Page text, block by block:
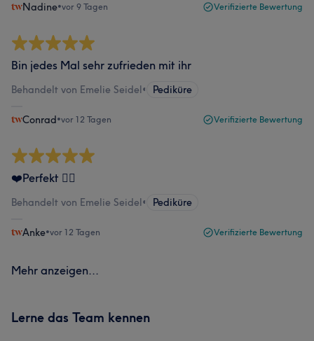
Nadine•vor 9 Tagen Verifizierte Bewertung
Bin jedes Mal sehr zufrieden mit ihr
Behandelt von Emelie Seidel• Pediküre
Conrad•vor 12 Tagen Verifizierte Bewertung
❤️Perfekt 👌🏻
Behandelt von Emelie Seidel• Pediküre
Anke•vor 12 Tagen Verifizierte Bewertung
Mehr anzeigen...
Lerne das Team kennen